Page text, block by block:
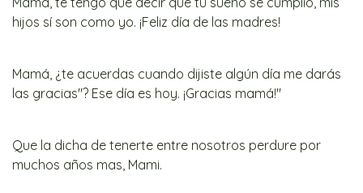
hijos sí son como yo. ¡Feliz día de las madres!
Mamá, ¿te acuerdas cuando dijiste algún día me darás
las gracias"? Ese día es hoy. ¡Gracias mamá!"
Que la dicha de tenerte entre nosotros perdure por
muchos años mas, Mami.